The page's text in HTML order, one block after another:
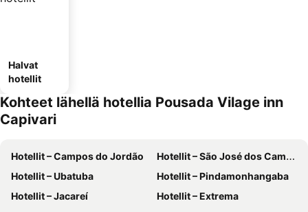
Halvat
hotellit
Kohteet lähellä hotellia Pousada Vilage inn
Capivari
Hotellit – Campos do Jordão
Hotellit – São José dos Campos
Hotellit – Ubatuba
Hotellit – Pindamonhangaba
Hotellit – Jacareí
Hotellit – Extrema